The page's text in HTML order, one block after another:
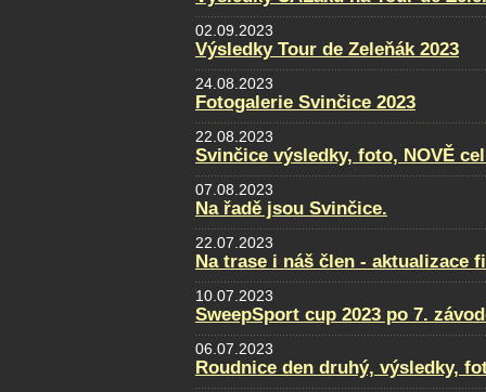
02.09.2023
Výsledky Tour de Zeleňák 2023
24.08.2023
Fotogalerie Svinčice 2023
22.08.2023
Svinčice výsledky, foto, NOVĚ
07.08.2023
Na řadě jsou Svinčice.
22.07.2023
Na trase i náš člen - aktualizace
10.07.2023
SweepSport cup 2023 po 7.
06.07.2023
Roudnice den druhý, výsledky,